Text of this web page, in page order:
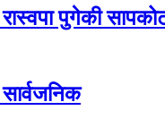
पुगेकी